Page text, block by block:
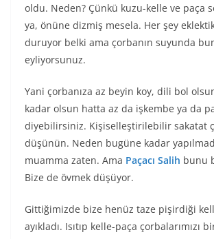
oldu. Neden? Çünkü kuzu-kelle ve paça
ya, önüne dizmiş mesela. Her şey eklektik
duruyor belki ama çorbanın suyunda
eyliyorsunuz.
Yani çorbanıza az beyin koy, dili bol
kadar olsun hatta az da işkembe ya da
diyebilirsiniz. Kişiselleştirilebilir sakatat
düşünün. Neden bugüne kadar
muamma zaten. Ama Paçacı Salih bunu
Bize de övmek düşüyor.
Gittiğimizde bize henüz taze pişirdiği
ayıkladı. Isıtıp kelle-paça çorbalarımızı